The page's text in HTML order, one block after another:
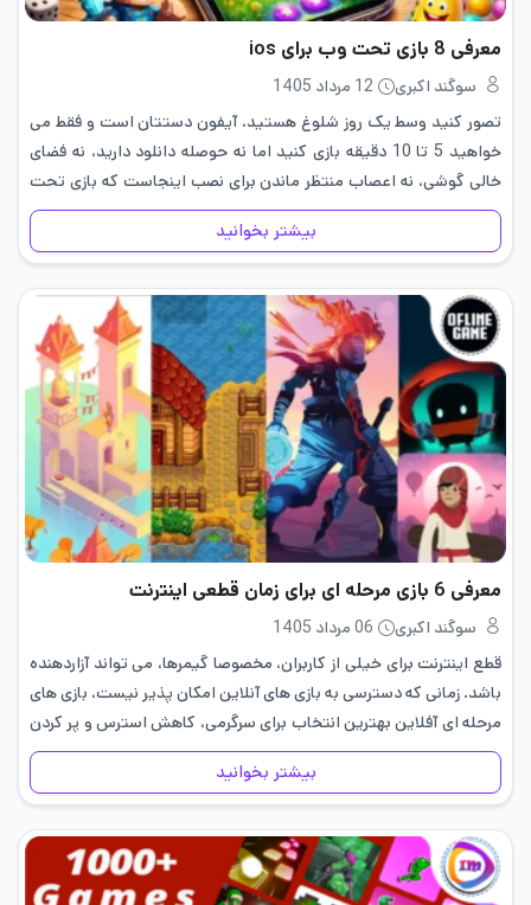
معرفی 8 بازی تحت وب برای ios
سوگند اکبری
12 مرداد 1405
تصور کنید وسط یک روز شلوغ هستید، آیفون دستتان است و فقط می
خواهید 5 تا 10 دقیقه بازی کنید اما نه حوصله دانلود دارید، نه فضای
خالی گوشی، نه اعصاب منتظر ماندن برای نصب اینجاست که بازی تحت
وب…
بیشتر بخوانید
معرفی 6 بازی مرحله ای برای زمان قطعی اینترنت
سوگند اکبری
06 مرداد 1405
قطع اینترنت برای خیلی از کاربران، مخصوصا گیمرها، می تواند آزاردهنده
باشد. زمانی که دسترسی به بازی های آنلاین امکان پذیر نیست، بازی های
مرحله ای آفلاین بهترین انتخاب برای سرگرمی، کاهش استرس و پر کردن
زمان هستند. این بازی…
بیشتر بخوانید